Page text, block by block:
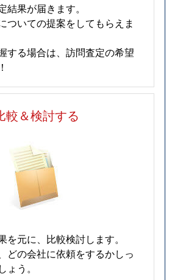
結果が届きます。
ついての提案をしてもらえま
する場合は、訪問査定の希望
較＆検討する
を元に、比較検討します。
どの会社に依頼をするかしっ
う。